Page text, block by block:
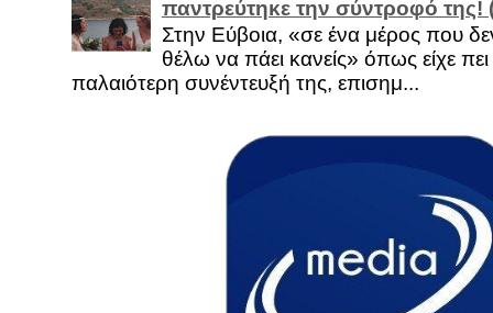
παντρεύτηκε την σύντροφό
Στην Εύβοια, «σε ένα μέρος που
θέλω να πάει κανείς» όπως είχε πει
παλαιότερη συνέντευξή της, επισημ...